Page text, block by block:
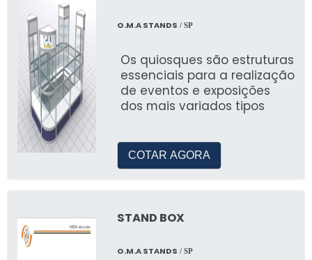
Como é feita a montagem das
tendas?
A montagem é realizada por nossa equipe de
profissionais, garantindo segurança e rapidez
no processo.
JR Tendas atende apenas
de São Paulo.
Qual é o material utilizado nas
O.M.A STANDS / SP
Os quiosques são estruturas
essenciais para a realização
de eventos e exposições
dos mais variados tipos
COTAR AGORA
STAND BOX
O.M.A STANDS / SP